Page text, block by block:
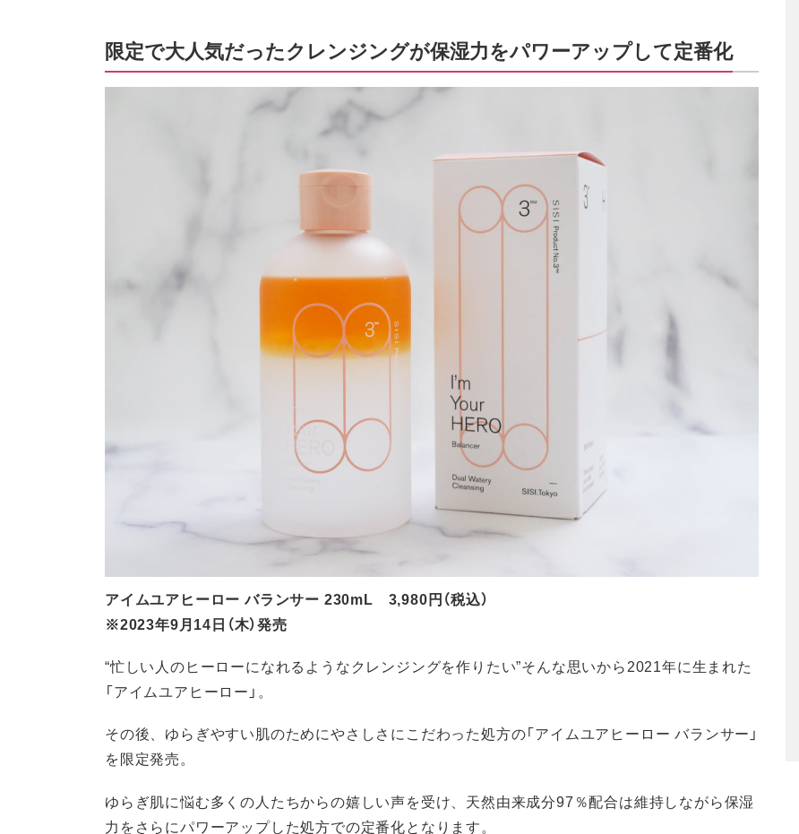
限定で大人気だったクレンジングが保湿力をパワーアップして定番化
アイムユアヒーロー バランサー 230mL 3,980円（税込）
※2023年9月14日（木）発売
“忙しい人のヒーローになれるようなクレンジングを作りたい”そんな思いから2021年に生まれた
「アイムユアヒーロー」。
その後、ゆらぎやすい肌のためにやさしさにこだわった処方の「アイムユアヒーロー バランサー」
を限定発売。
ゆらぎ肌に悩む多くの人たちからの嬉しい声を受け、天然由来成分97％配合は維持しながら保湿
力をさらにパワーアップした処方での定番化となります。